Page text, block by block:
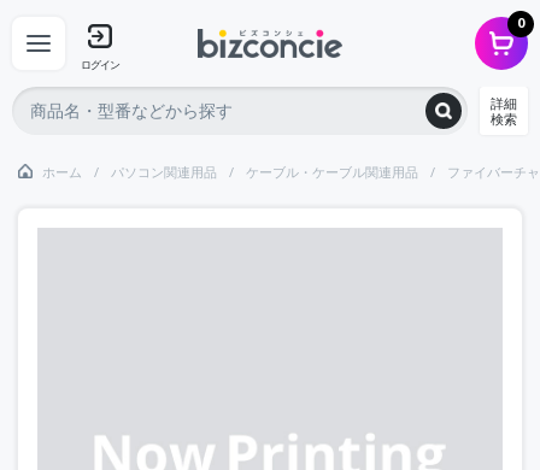
ログイン
0
詳細
検索
ホーム パソコン関連用品 ケーブル・ケーブル関連用品 ファイバーチ